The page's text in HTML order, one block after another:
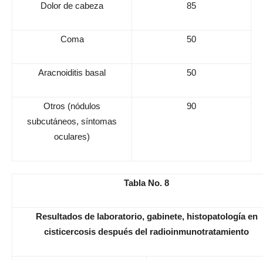
Dolor de cabeza 85
Coma 50
Aracnoiditis basal 50
Otros (nódulos
subcutáneos, síntomas
oculares)
90
Tabla No. 8
Resultados de laboratorio, gabinete, histopatología en
cisticercosis después del radioinmunotratamiento